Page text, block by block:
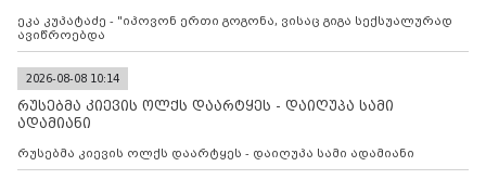
ეკა კუპატაძე - "იპოვონ ერთი გოგონა, ვისაც გიგა სექსუალურად
ავიწროებდა
2026-08-08 10:14
რუსებმა კიევის ოლქს დაარტყეს - დაიღუპა სამი
ადამიანი
რუსებმა კიევის ოლქს დაარტყეს - დაიღუპა სამი ადამიანი